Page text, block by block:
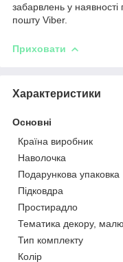
забарвлень у
пошту Viber.
Приховати
Характеристики
Основні
Країна виробник
Наволочка
Подарункова упаковка
Підковдра
Простирадло
Тематика декору,
Тип комплекту
Колір